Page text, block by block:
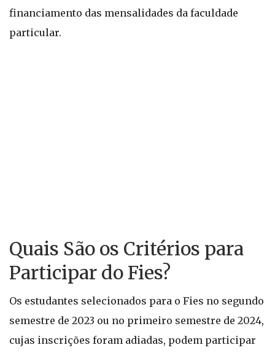
financiamento das mensalidades da faculdade
particular.
Quais São os Critérios para
Participar do Fies?
Os estudantes selecionados para o Fies no segundo
semestre de 2023 ou no primeiro semestre de 2024,
cujas inscrições foram adiadas, podem participar